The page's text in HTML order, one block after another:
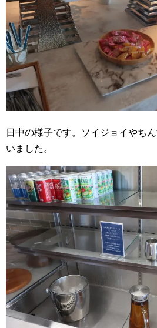
日中の様子です。ソイジョイやち
いました。